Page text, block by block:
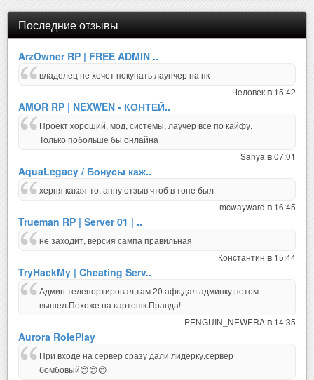
Последние отзывы
ArzOwner RP | FREE ADMIN ..
владелец не хочет покупать лаунчер на пк
Человекв 15:42
AMOR RP | NEXWEN • КОНТЕЙ..
Проект хороший, мод, системы, лаучер все по кайфу.
Только побольше бы онлайна
Sanya в07:01
AquaLegacy / Бонусы каж..
херня какая-то. апну отзыв чтоб в топе был
mcwayward в 16:45
Trueman RP | Server 01 | ..
не заходит, версия сампа правильная
Константин в 15:44
TryHackMy | Cheating Serv..
Админ телепортировал,там 20 афк,дал админку,потом
вышел.Похоже на картошк.Правда!
PENGUIN_NEWERAв 14:35
Aurora RolePlay
При входе на сервер сразу дали лидерку,сервер
бомбовый😍😍😍